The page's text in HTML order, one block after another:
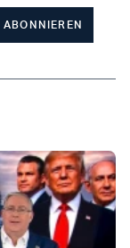
ABONNIEREN